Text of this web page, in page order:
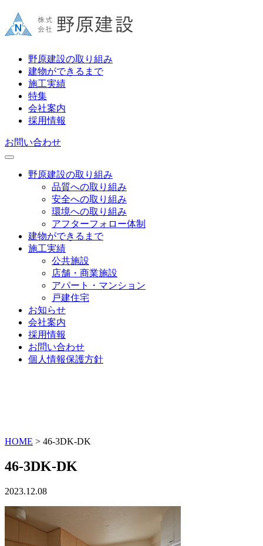
野原建設の取り組み
建物ができるまで
施工実績
特集
会社案内
採用情報
お問い合わせ
野原建設の取り組み
品質への取り組み
安全への取り組み
環境への取り組み
アフターフォロー体制
建物ができるまで
施工実績
公共施設
店舗・商業施設
アパート・マンション
戸建住宅
お知らせ
会社案内
採用情報
お問い合わせ
個人情報保護方針
HOME > 46-3DK-DK
46-3DK-DK
2023.12.08